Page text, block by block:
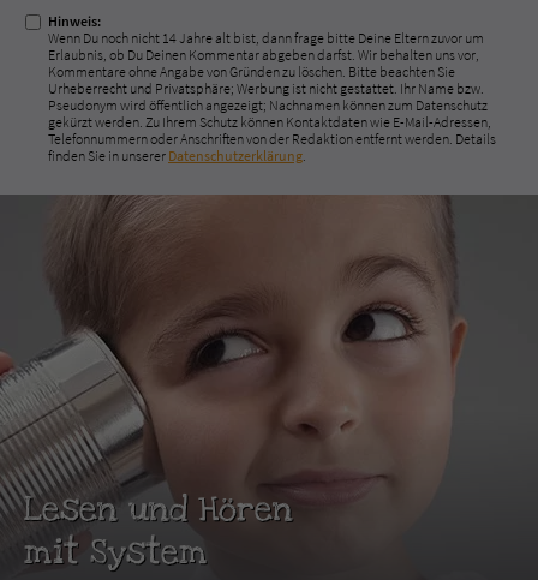
Hinweis:
Wenn Du noch nicht 14 Jahre alt bist, dann frage bitte Deine Eltern zuvor um
Erlaubnis, ob Du Deinen Kommentar abgeben darfst. Wir behalten uns vor,
Kommentare ohne Angabe von Gründen zu löschen. Bitte beachten Sie
Urheberrecht und Privatsphäre; Werbung ist nicht gestattet. Ihr Name bzw.
Pseudonym wird öffentlich angezeigt; Nachnamen können zum Datenschutz
gekürzt werden. Zu Ihrem Schutz können Kontaktdaten wie E-Mail-Adressen,
Telefonnummern oder Anschriften von der Redaktion entfernt werden. Details
finden Sie in unserer Datenschutzerklärung
Lesen und Hören
mit System